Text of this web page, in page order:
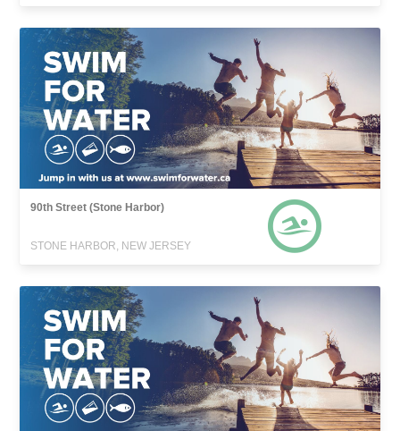
90th Street (Stone Harbor)
STONE HARBOR, NEW JERSEY